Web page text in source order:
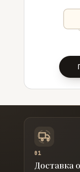
01
Доставка